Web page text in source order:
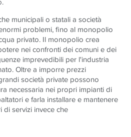
municipali o statali a società
problemi, fino al monopolio
privato. Il monopolio crea
nei confronti dei comuni e dei
imprevedibili per l'industria
Oltre a imporre prezzi
società private possono
necessaria nei propri impianti di
e farla installare e mantenere
servizi invece che